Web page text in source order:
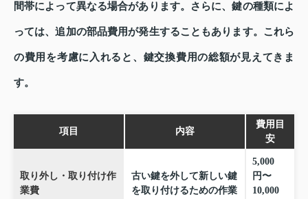
間帯によって異なる場合があります。さらに、鍵の種類によ
っては、追加の部品費用が発生することもあります。これら
の費用を考慮に入れると、鍵交換費用の総額が見えてきま
す。
項目 内容
費用目
安
取り外し・取り付け作
業費
古い鍵を外して新しい鍵
を取り付けるための作業
5,000
円〜
10,000